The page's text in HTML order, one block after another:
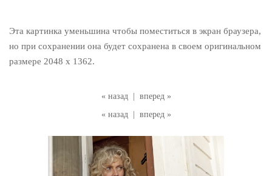
« назад
вперед »
« назад
вперед »
Эта картинка уменьшина чтобы поместиться в экран браузера,
но при сохранении она будет сохранена в своем оригинальном
размере 2048 x 1362.